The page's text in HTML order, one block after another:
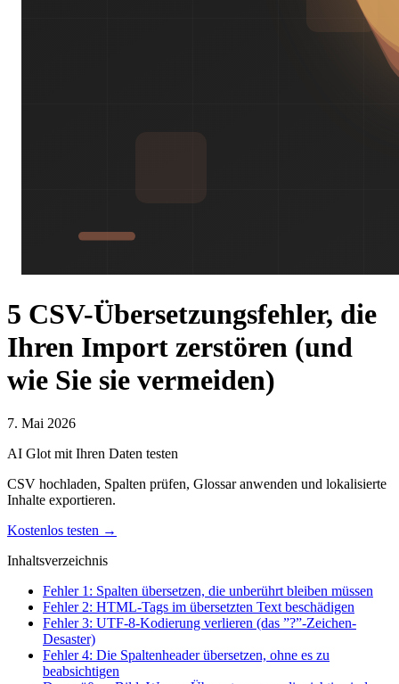
5 CSV-Übersetzungsfehler, die
Ihren Import zerstören (und
wie Sie sie vermeiden)
7. Mai 2026
AI Glot mit Ihren Daten testen
CSV hochladen, Spalten prüfen, Glossar anwenden und lokalisierte
Inhalte exportieren.
Kostenlos testen →
Inhaltsverzeichnis
Fehler 1: Spalten übersetzen, die unberührt bleiben müssen
Fehler 2: HTML-Tags im übersetzten Text beschädigen
Fehler 3: UTF-8-Kodierung verlieren (das ”?”-Zeichen-
Desaster)
Fehler 4: Die Spaltenheader übersetzen, ohne es zu
beabsichtigen